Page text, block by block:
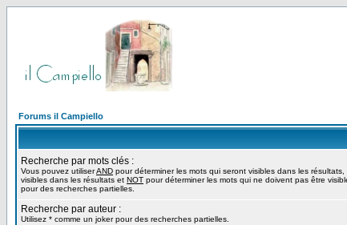
Forums il Campiello
Recherche par mots clés :
Vous pouvez utiliserAND pour déterminer les mots qui seront visibles dans les résultats,
visibles dans les résultats et NOT pour déterminer les mots qui ne doivent pas être
pour des recherches partielles.
Recherche par auteur :
Utilisez * comme un joker pour des recherches partielles.